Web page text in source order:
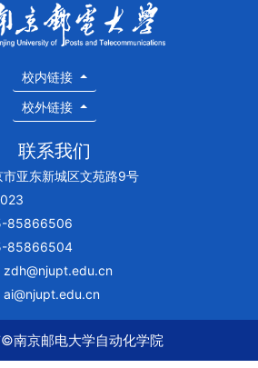
校内链接
校外链接
联系我们
市亚东新城区文苑路9号
85866506
85866504
zdh@njupt.edu.cn
ai@njupt.edu.cn
南京邮电大学自动化学院